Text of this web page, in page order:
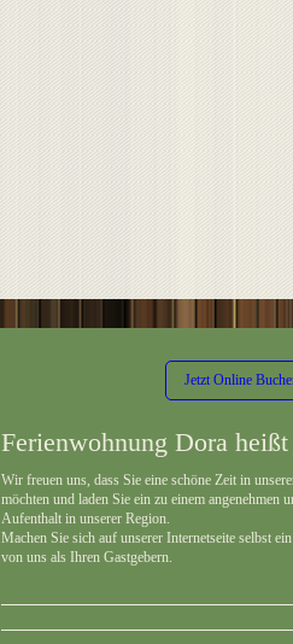
Jetzt Online
Ferienwohnung Dora
Wir freuen uns, dass Sie eine schöne Zeit in
möchten und laden Sie ein zu einem angenehmen
Aufenthalt in unserer Region.
Machen Sie sich auf unserer Internetseite selbst
von uns als Ihren Gastgebern.